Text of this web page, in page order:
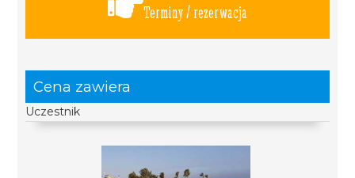
Terminy / rezerwacja
Cena zawiera
Uczestnik